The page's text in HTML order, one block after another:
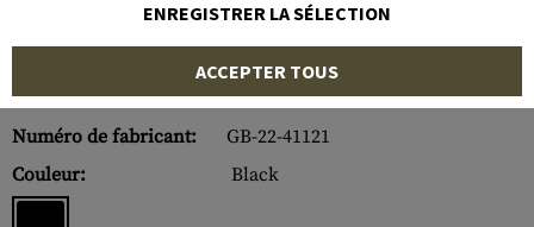
Numéro d'article:
10217606000
Numéro de fabricant:
GB-22-41121
Couleur:
Black
ENREGISTRER LA SÉLECTION
ACCEPTER TOUS